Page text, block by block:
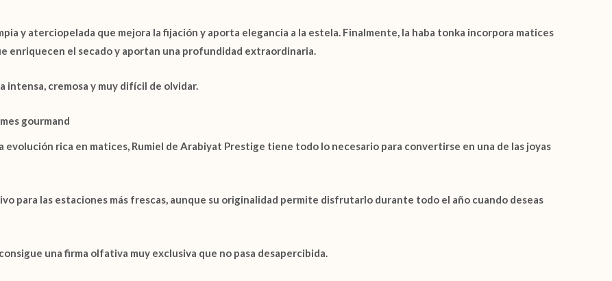
y aterciopelada que mejora la fijación y aporta elegancia a la estela. Finalmente, la haba tonka incorpora matices
enriquecen el secado y aportan una profundidad extraordinaria.
intensa, cremosa y muy difícil de olvidar.
gourmand
evolución rica en matices, Rumiel de Arabiyat Prestige tiene todo lo necesario para convertirse en una de las joyas
para las estaciones más frescas, aunque su originalidad permite disfrutarlo durante todo el año cuando deseas
una firma olfativa muy exclusiva que no pasa desapercibida.